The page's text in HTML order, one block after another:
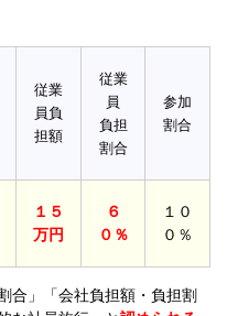
従業
員負
担額
従業
員
負担
割合
参加
割合
１５
万円
６
０％
１０
０％
合」「会社負担額・負担割